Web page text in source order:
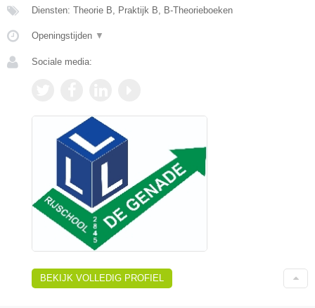
Diensten: Theorie B, Praktijk B, B-Theorieboeken
Openingstijden ▼
Sociale media:
BEKIJK VOLLEDIG PROFIEL